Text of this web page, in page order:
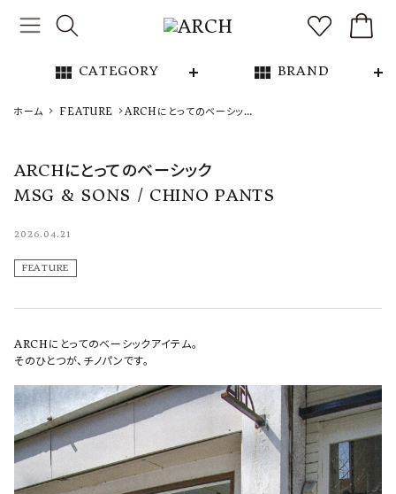
view_module CATEGORY view_module BRAND
NEW ARRIVAL
BRAND
INFORMATION
ご利用ガイド
プライバシーポリシー
特定商取引法について
お問い合わせ
ホーム FEATURE
ARCHにとってのベーシック
ARCHにとってのベーシック
MSG & SONS / CHINO PANTS
2026.04.21
FEATURE
ARCHにとってのベーシックアイテム。
そのひとつが、チノパンです。